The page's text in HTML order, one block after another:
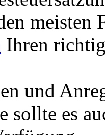
Ihren
und
sollte es